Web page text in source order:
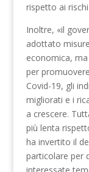
rispetto ai
Inoltre, «il
adottato
economica,
per
Covid-19, gli
migliorati e i
a crescere.
più lenta
ha invertito il
particolare per